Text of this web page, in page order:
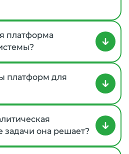
платформа
платформ для
задачи она решает?